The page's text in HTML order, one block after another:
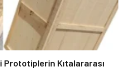
Prototiplerin Kıtalararası